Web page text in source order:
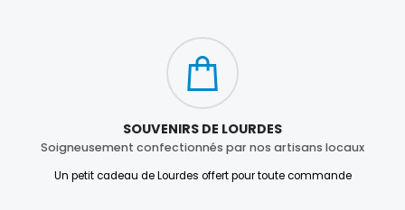
SOUVENIRS DE LOURDES
Soigneusement confectionnés par nos artisans locaux
Un petit cadeau de Lourdes offert pour toute commande